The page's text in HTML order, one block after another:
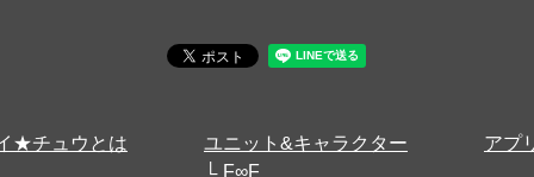
★チュウとは
ユニット&キャラクター
F∞F
アプ